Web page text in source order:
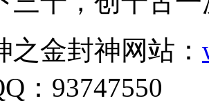
之金封神网站：
：93747550